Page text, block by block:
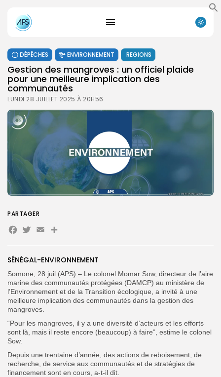
DÉPÊCHES ENVIRONNEMENT REGIONS
Gestion des mangroves : un officiel plaide
pour une meilleure implication des
communautés
LUNDI 28 JUILLET 2025 À 20H56
SÉNÉGAL-ENVIRONNEMENT
Somone, 28 juil (APS) – Le colonel Momar Sow, directeur de l’aire
marine des communautés protégées (DAMCP) au ministère de
l’Environnement et de la Transition écologique, a invité à une
meilleure implication des communautés dans la gestion des
mangroves.
“Pour les mangroves, il y a une diversité d’acteurs et les efforts
sont là, mais il reste encore (beaucoup) à faire”, estime le colonel
Sow.
Depuis une trentaine d’année, des actions de reboisement, de
recherche, de service aux communautés et de stratégies de
financement sont en cours, a-t-il dit.
PARTAGER
Facebook
Twitter
EmailPartager